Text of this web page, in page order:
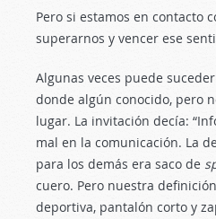
Pero si estamos en contacto
superarnos y vencer ese
Algunas veces puede
donde algún conocido, pero
lugar. La invitación decía:
mal en la comunicación. La
para los demás era saco de
cuero. Pero nuestra
deportiva, pantalón corto y